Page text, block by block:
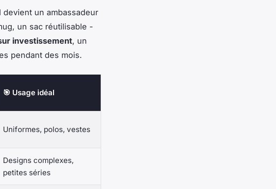
un ambassadeur
un sac réutilisable -
investissement, un
pendant des mois.
🎯 Usage idéal
Uniformes, polos, vestes
Designs complexes,
petites séries